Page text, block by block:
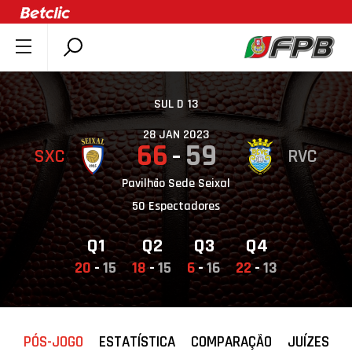
SOBRE A FPB
DOCUMENTOS
ÚLTIMAS
COMPETIÇÕES
ASSOCIAÇÕES
CLUBES
AGENTES
AGENDA
SELEÇÕES
SUL D 13
28 JAN 2023
SXC 66 59 RVC
Pavilhão Sede Seixal
50 Espectadores
Q1
20-15
Q2
18-15
Q3
6-16
Q4
22-13
PÓS-JOGO ESTATÍSTICA COMPARAÇÃO JUÍZES